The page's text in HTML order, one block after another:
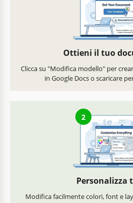
Ottieni il tuo
Clicca su "Modifica modello" per
in Google Docs o scaricare
2
Personalizza
Modifica facilmente colori, font e